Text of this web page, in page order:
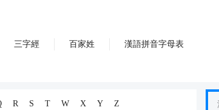
三字經 百家姓 漢語拼音字母表
R S T W X Y Z